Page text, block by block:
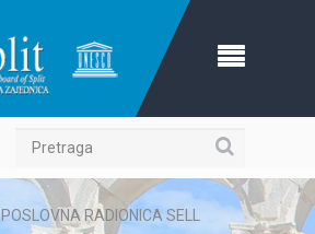
Pretraga
POSLOVNA RADIONICA SELL